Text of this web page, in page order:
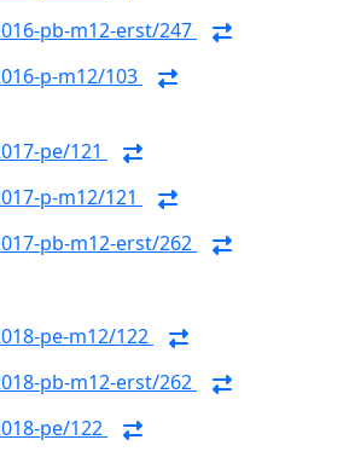
pb-m12-erst/247
p-m12/103
pe/121
p-m12/121
pb-m12-erst/262
pe-m12/122
pb-m12-erst/262
pe/122